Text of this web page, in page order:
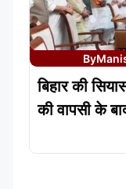
By
बिहार की
की वापसी के